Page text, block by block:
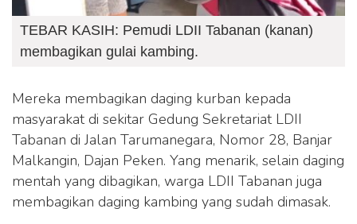
TEBAR KASIH: Pemudi LDII Tabanan (kanan)
membagikan gulai kambing.
Mereka membagikan daging kurban kepada
masyarakat di sekitar Gedung Sekretariat LDII
Tabanan di Jalan Tarumanegara, Nomor 28, Banjar
Malkangin, Dajan Peken. Yang menarik, selain daging
mentah yang dibagikan, warga LDII Tabanan juga
membagikan daging kambing yang sudah dimasak.